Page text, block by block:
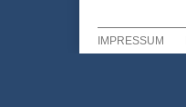
IMPRESSUM